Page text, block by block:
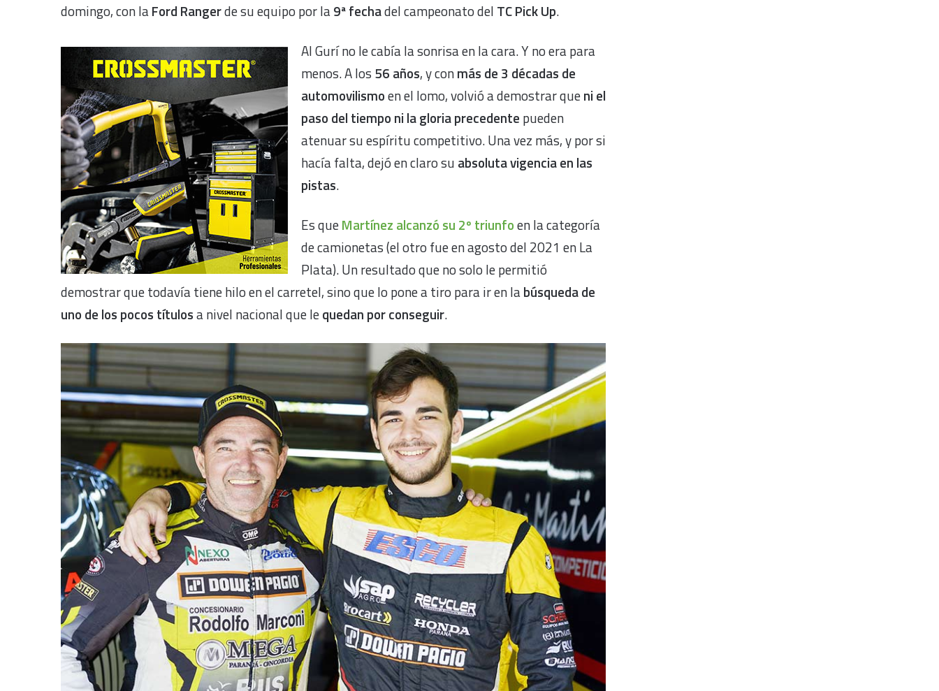
domingo, con laFord Rangerde su equipo por la9ª fechadel campeonato del TC Pick Up.
Al Gurí no le cabía la sonrisa en la cara. Y no era para
menos. A los 56 años, y conmás de 3 décadas de
automovilismoen el lomo, volvió a demostrar queni el
paso del tiempo ni la gloria precedente pueden
atenuar su espíritu competitivo. Una vez más, y por si
hacía falta, dejó en claro su absoluta vigencia en las
pistas.
Es queMartínez alcanzó su 2º triunfoen la categoría
de camionetas (el otro fue en agosto del 2021 en La
Plata). Un resultado que no solo le permitió
demostrar que todavía tiene hilo en el carretel, sino que lo pone a tiro para ir en labúsqueda de
uno de los pocos títulosa nivel nacional que lequedan por conseguir.